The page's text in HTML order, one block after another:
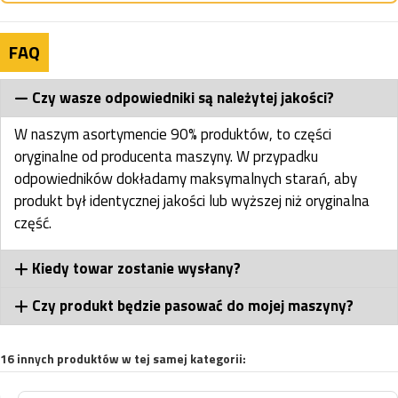
FAQ
Czy wasze odpowiedniki są należytej jakości?
W naszym asortymencie 90% produktów, to części
oryginalne od producenta maszyny. W przypadku
odpowiedników dokładamy maksymalnych starań, aby
produkt był identycznej jakości lub wyższej niż oryginalna
część.
Kiedy towar zostanie wysłany?
Czy produkt będzie pasować do mojej maszyny?
16 innych produktów w tej samej kategorii: